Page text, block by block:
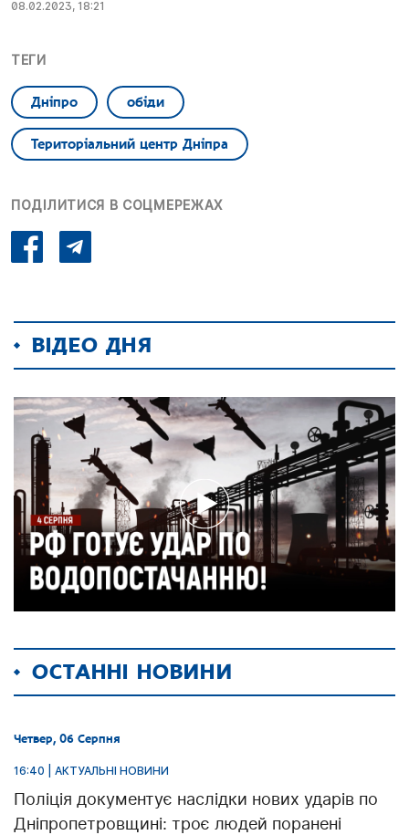
08.02.2023, 18:21
ТЕГИ
Дніпро обіди
Територіальний центр Дніпра
ПОДІЛИТИСЯ В СОЦМЕРЕЖАХ
ВІДЕО ДНЯ
ОСТАННІ НОВИНИ
Четвер, 06 Серпня
16:40 | АКТУАЛЬНІ НОВИНИ
Поліція документує наслідки нових ударів по
Дніпропетровщині: троє людей поранені